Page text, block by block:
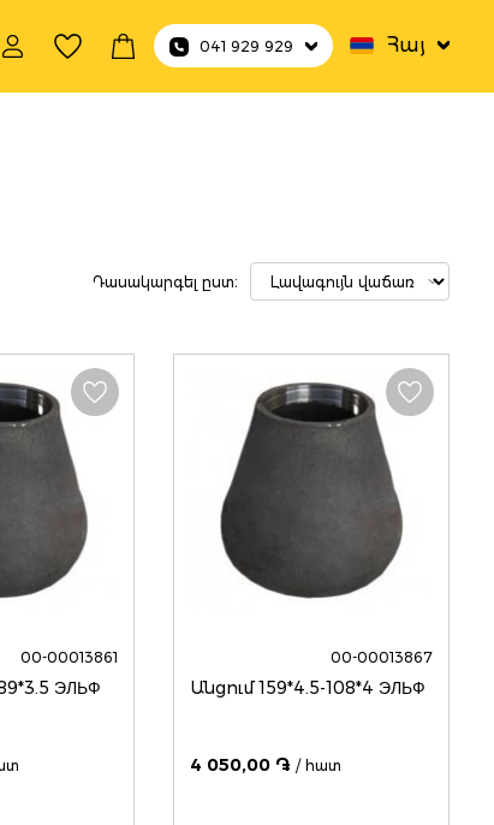
041 929 929 Հայ
Դասակարգել ըստ։
00-00013861
ЭЛЬФ
00-00013867
Անցում 159*4.5-108*4 ЭЛЬФ
4 050,00 ֏ / հատ